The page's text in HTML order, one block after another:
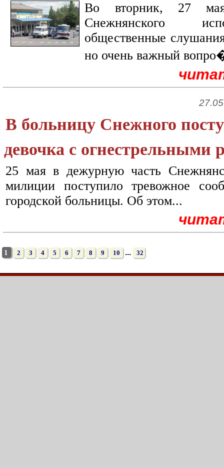
Во вторник, 27
Снежнянского
общественные
но очень важный
В больницу Снежного
девочка с огнестрельными
25 мая в дежурную часть
милиции поступило тревожное
городской больницы. Об этом...
1 2 3 4 5 6 7 8 9 10 ... 32